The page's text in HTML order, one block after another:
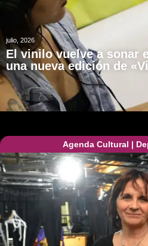
julio, 2026
El vinilo vuelve a sonar
una nueva edición de
Agenda Cultural |